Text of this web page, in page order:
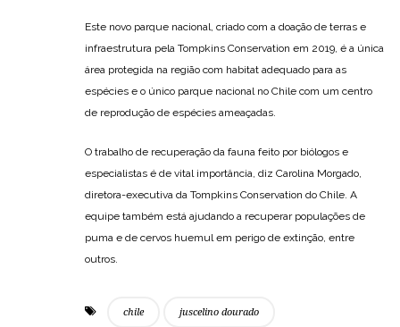
Este novo parque nacional, criado com a doação de terras e
infraestrutura pela Tompkins Conservation em 2019, é a única
área protegida na região com habitat adequado para as
espécies e o único parque nacional no Chile com um centro
de reprodução de espécies ameaçadas.
O trabalho de recuperação da fauna feito por biólogos e
especialistas é de vital importância, diz Carolina Morgado,
diretora-executiva da Tompkins Conservation do Chile. A
equipe também está ajudando a recuperar populações de
puma e de cervos huemul em perigo de extinção, entre
outros.
chile juscelino dourado